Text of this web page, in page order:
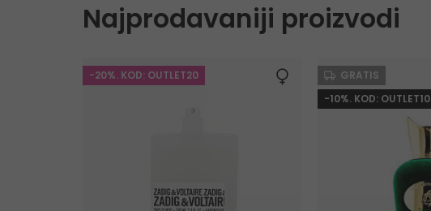
Najprodavaniji proizvodi
-20%. KOD: OUTLET20
GRATIS
-10%. KOD: OUTLET10